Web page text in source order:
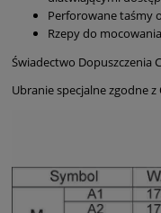
Perforowane taśmy
Rzepy do
Świadectwo Dopuszczenia
Ubranie specjalne zgodne z